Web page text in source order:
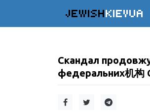
JEWISHKIEVUA
Скандал
федеральних机构